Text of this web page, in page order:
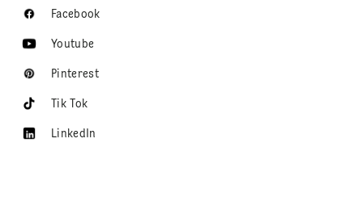
Facebook
Youtube
Pinterest
Tik Tok
LinkedIn